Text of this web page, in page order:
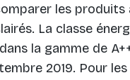
les produits
La classe
la gamme de
2019. Pour